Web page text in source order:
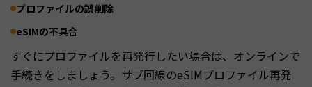
プロファイルの誤削除
eSIMの不具合
すぐにプロファイルを再発行したい場合は、オンラインで
手続きをしましょう。サブ回線のeSIMプロファイル再発